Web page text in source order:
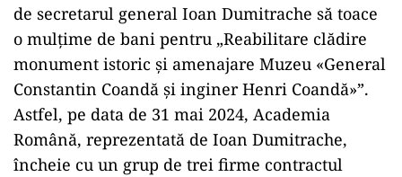
de secretarul general Ioan Dumitrache să toace
o mulțime de bani pentru „Reabilitare clădire
monument istoric și amenajare Muzeu «General
Constantin Coandă și inginer Henri Coandă»”.
Astfel, pe data de 31 mai 2024, Academia
Română, reprezentată de Ioan Dumitrache,
încheie cu un grup de trei firme contractul